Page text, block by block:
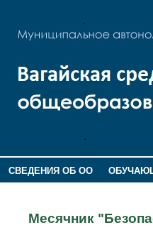
СВЕДЕНИЯ ОБ ОО
Месячник